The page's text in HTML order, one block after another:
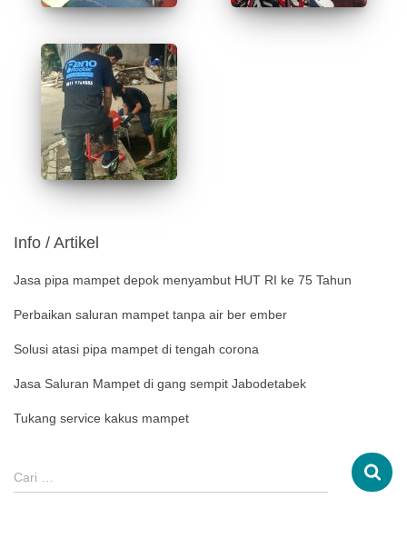
Info / Artikel
Jasa pipa mampet depok menyambut HUT RI ke 75 Tahun
Perbaikan saluran mampet tanpa air ber ember
Solusi atasi pipa mampet di tengah corona
Jasa Saluran Mampet di gang sempit Jabodetabek
Tukang service kakus mampet
Cari …